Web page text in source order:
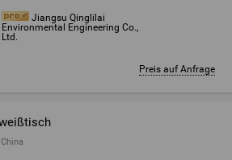
Jiangsu Qinglilai
Environmental Engineering Co.,
Ltd.
Preis auf Anfrage
China